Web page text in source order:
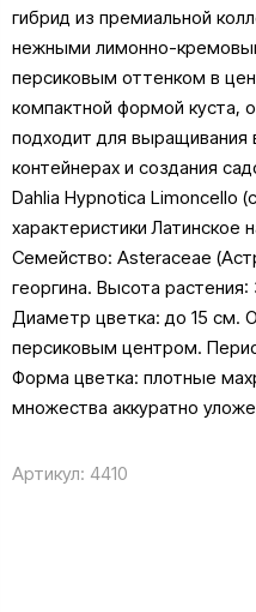
гибрид из премиальной
нежными лимонно-
персиковым оттенком в
компактной формой куста,
подходит для выращивания
контейнерах и создания
Dahlia Hypnotica Limoncello
характеристики Латинское
Семейство: Asteraceae
георгина. Высота
Диаметр цветка: до 15 см.
персиковым центром.
Форма цветка: плотные
множества аккуратно
Артикул: 4410